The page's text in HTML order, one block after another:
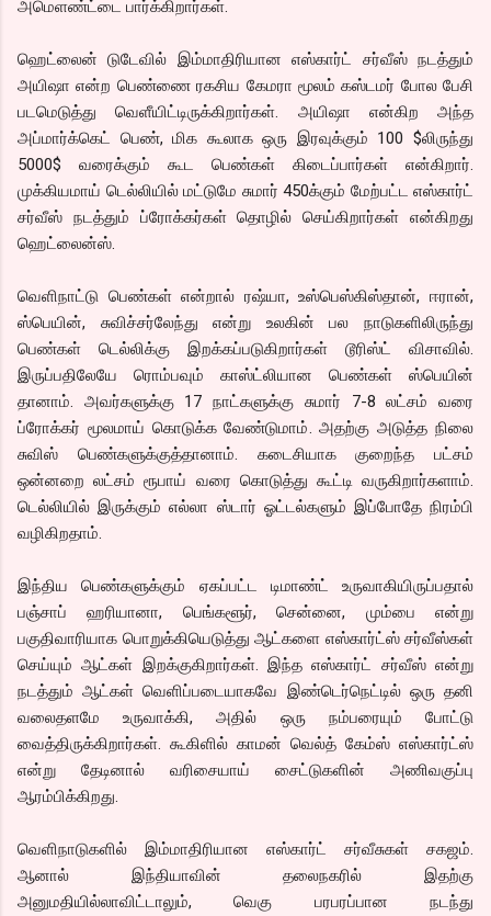
அமெளண்ட்டை பார்க்கிறார்கள்.
ஹெட்லைன் டுடேவில் இம்மாதிரியான எஸ்கார்ட் சர்வீஸ் நடத்தும்
அயிஷா என்ற பெண்ணை ரகசிய கேமரா மூலம் கஸ்டமர் போல பேசி
படமெடுத்து வெளீயிட்டிருக்கிறார்கள். அயிஷா என்கிற அந்த
அப்மார்க்கெட் பெண், மிக கூலாக ஒரு இரவுக்கும் 100 $லிருந்து
5000$ வரைக்கும் கூட பெண்கள் கிடைப்பார்கள் என்கிறார்.
முக்கியமாய் டெல்லியில் மட்டுமே சுமார் 450க்கும் மேற்பட்ட எஸ்கார்ட்
சர்வீஸ் நடத்தும் ப்ரோக்கர்கள் தொழில் செய்கிறார்கள் என்கிறது
ஹெட்லைன்ஸ்.
வெளிநாட்டு பெண்கள் என்றால் ரஷ்யா, உஸ்பெஸ்கிஸ்தான், ஈரான்,
ஸ்பெயின், சுவிச்சர்லேந்து என்று உலகின் பல நாடுகளிலிருந்து
பெண்கள் டெல்லிக்கு இறக்கப்படுகிறார்கள் டூரிஸ்ட் விசாவில்.
இருப்பதிலேயே ரொம்பவும் காஸ்ட்லியான பெண்கள் ஸ்பெயின்
தானாம். அவர்களுக்கு 17 நாட்களுக்கு சுமார் 7-8 லட்சம் வரை
ப்ரோக்கர் மூலமாய் கொடுக்க வேண்டுமாம். அதற்கு அடுத்த நிலை
சுவிஸ் பெண்களுக்குத்தானாம். கடைசியாக குறைந்த பட்சம்
ஒன்னறை லட்சம் ரூபாய் வரை கொடுத்து கூட்டி வருகிறார்களாம்.
டெல்லியில் இருக்கும் எல்லா ஸ்டார் ஓட்டல்களும் இப்போதே நிரம்பி
வழிகிறதாம்.
இந்திய பெண்களுக்கும் ஏகப்பட்ட டிமாண்ட் உருவாகியிருப்பதால்
பஞ்சாப் ஹரியானா, பெங்களூர், சென்னை, மும்பை என்று
பகுதிவாரியாக பொறுக்கியெடுத்து ஆட்களை எஸ்கார்ட்ஸ் சர்வீஸ்கள்
செய்யும் ஆட்கள் இறக்குகிறார்கள். இந்த எஸ்கார்ட் சர்வீஸ் என்று
நடத்தும் ஆட்கள் வெளிப்படையாகவே இண்டெர்நெட்டில் ஒரு தனி
வலைதளமே உருவாக்கி, அதில் ஒரு நம்பரையும் போட்டு
வைத்திருக்கிறார்கள். கூகிளில் காமன் வெல்த் கேம்ஸ் எஸ்கார்ட்ஸ்
என்று தேடினால் வரிசையாய் சைட்டுகளின் அணிவகுப்பு
ஆரம்பிக்கிறது.
வெளிநாடுகளில் இம்மாதிரியான எஸ்கார்ட் சர்வீசுகள் சகஜம்.
ஆனால் இந்தியாவின் தலைநகரில் இதற்கு
அனுமதியில்லாவிட்டாலும், வெகு பரபரப்பான நடந்து